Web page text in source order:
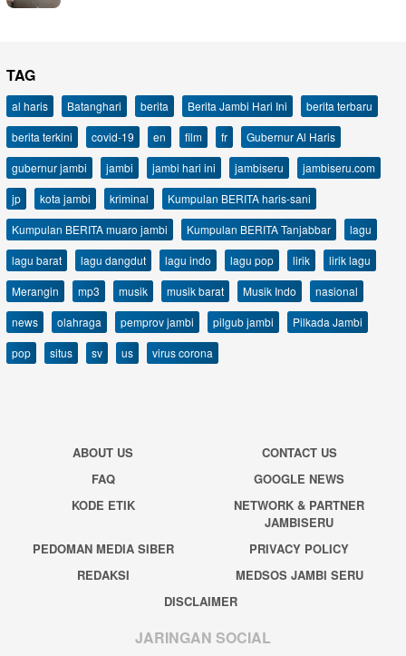
TAG
al haris Batanghari berita Berita Jambi Hari Ini
berita terbaru
berita terkini
covid-19 en film fr
Gubernur Al Haris
gubernur jambi
jambi jambi hari ini jambiseru
jambiseru.com
jp
kota jambi kriminal
Kumpulan BERITA haris-sani
Kumpulan BERITA muaro jambi
Kumpulan BERITA Tanjabbar
lagu
lagu barat
lagu dangdut lagu indo lagu pop lirik
lirik lagu
Merangin
mp3 musik musik barat Musik Indo
nasional
news
olahraga pemprov jambi pilgub jambi
Pilkada Jambi
pop
situs sv us virus corona
ABOUT US
CONTACT US
FAQ
GOOGLE NEWS
KODE ETIK
NETWORK & PARTNER
JAMBISERU
PEDOMAN MEDIA SIBER
PRIVACY POLICY
REDAKSI
MEDSOS JAMBI SERU
DISCLAIMER
JARINGAN SOCIAL